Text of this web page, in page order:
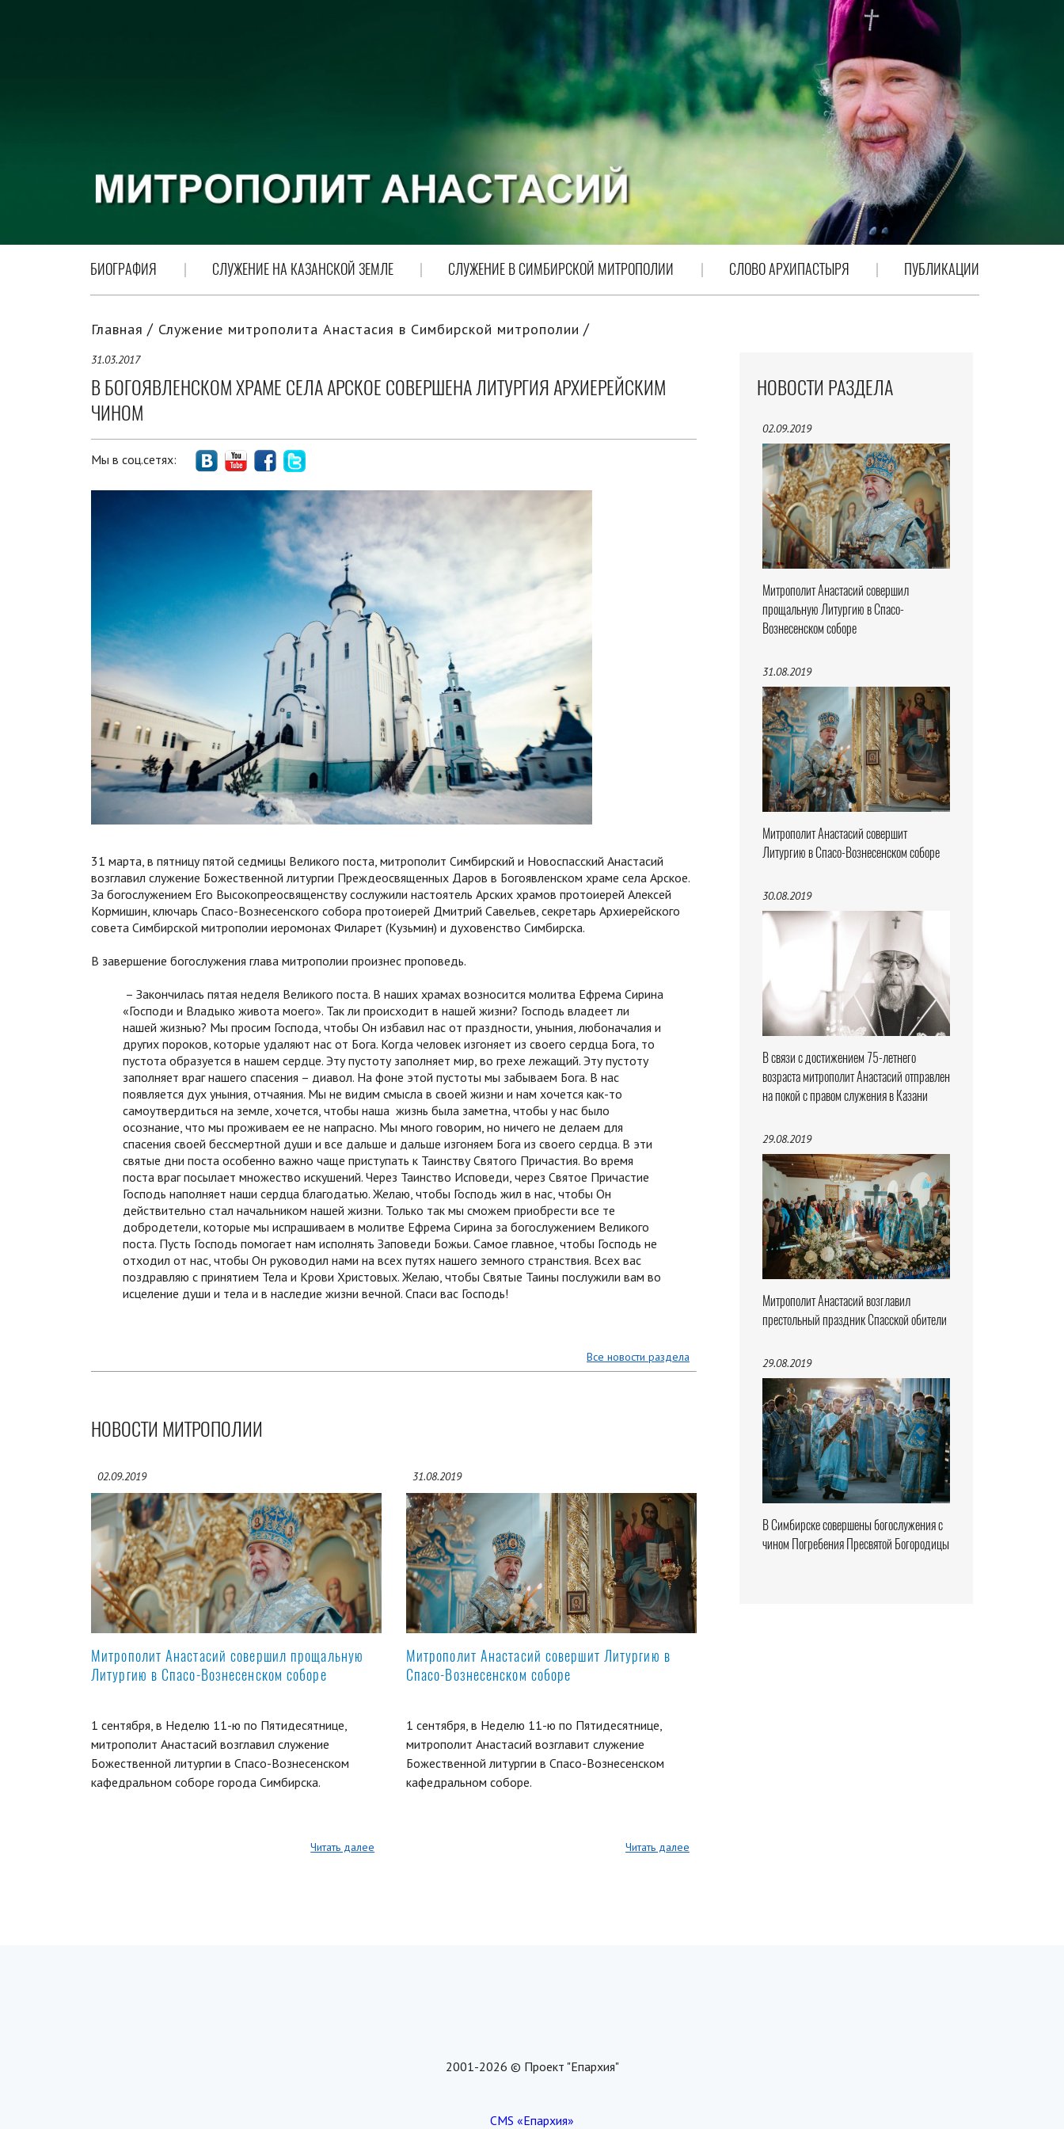
БИОГРАФИЯ СЛУЖЕНИЕ НА КАЗАНСКОЙ ЗЕМЛЕ СЛУЖЕНИЕ В СИМБИРСКОЙ МИТРОПОЛИИ СЛОВО АРХИПАСТЫРЯ ПУБЛИКАЦИИ
НОВОСТИ РАЗДЕЛА
02.09.2019
Митрополит Анастасий совершил
прощальную Литургию в Спасо-
Вознесенском соборе
31.08.2019
Митрополит Анастасий совершит
Литургию в Спасо-Вознесенском соборе
30.08.2019
В связи с достижением 75-летнего
возраста митрополит Анастасий отправлен
на покой с правом служения в Казани
29.08.2019
Митрополит Анастасий возглавил
престольный праздник Спасской обители
29.08.2019
В Симбирске совершены богослужения с
чином Погребения Пресвятой Богородицы
Главная Служение митрополита Анастасия в Симбирской митрополии
31.03.2017
В БОГОЯВЛЕНСКОМ ХРАМЕ СЕЛА АРСКОЕ СОВЕРШЕНА ЛИТУРГИЯ АРХИЕРЕЙСКИМ
ЧИНОМ
Мы в соц.сетях:
31 марта, в пятницу пятой седмицы Великого поста, митрополит Симбирский и Новоспасский Анастасий
возглавил служение Божественной литургии Преждеосвященных Даров в Богоявленском храме села Арское.
За богослужением Его Высокопреосвященству сослужили настоятель Арских храмов протоиерей Алексей
Кормишин, ключарь Спасо-Вознесенского собора протоиерей Дмитрий Савельев, секретарь Архиерейского
совета Симбирской митрополии иеромонах Филарет (Кузьмин) и духовенство Симбирска.
В завершение богослужения глава митрополии произнес проповедь.
– Закончилась пятая неделя Великого поста. В наших храмах возносится молитва Ефрема Сирина
«Господи и Владыко живота моего». Так ли происходит в нашей жизни? Господь владеет ли
нашей жизнью? Мы просим Господа, чтобы Он избавил нас от праздности, уныния, любоначалия и
других пороков, которые удаляют нас от Бога. Когда человек изгоняет из своего сердца Бога, то
пустота образуется в нашем сердце. Эту пустоту заполняет мир, во грехе лежащий. Эту пустоту
заполняет враг нашего спасения – диавол. На фоне этой пустоты мы забываем Бога. В нас
появляется дух уныния, отчаяния. Мы не видим смысла в своей жизни и нам хочется как-то
самоутвердиться на земле, хочется, чтобы наша жизнь была заметна, чтобы у нас было
осознание, что мы проживаем ее не напрасно. Мы много говорим, но ничего не делаем для
спасения своей бессмертной души и все дальше и дальше изгоняем Бога из своего сердца. В эти
святые дни поста особенно важно чаще приступать к Таинству Святого Причастия. Во время
поста враг посылает множество искушений. Через Таинство Исповеди, через Святое Причастие
Господь наполняет наши сердца благодатью. Желаю, чтобы Господь жил в нас, чтобы Он
действительно стал начальником нашей жизни. Только так мы сможем приобрести все те
добродетели, которые мы испрашиваем в молитве Ефрема Сирина за богослужением Великого
поста. Пусть Господь помогает нам исполнять Заповеди Божьи. Самое главное, чтобы Господь не
отходил от нас, чтобы Он руководил нами на всех путях нашего земного странствия. Всех вас
поздравляю с принятием Тела и Крови Христовых. Желаю, чтобы Святые Таины послужили вам во
исцеление души и тела и в наследие жизни вечной. Спаси вас Господь!
Все новости раздела
НОВОСТИ МИТРОПОЛИИ
02.09.2019
Митрополит Анастасий совершил прощальную
Литургию в Спасо-Вознесенском соборе
1 сентября, в Неделю 11-ю по Пятидесятнице,
митрополит Анастасий возглавил служение
Божественной литургии в Спасо-Вознесенском
кафедральном соборе города Симбирска.
Читать далее
31.08.2019
Митрополит Анастасий совершит Литургию в
Спасо-Вознесенском соборе
1 сентября, в Неделю 11-ю по Пятидесятнице,
митрополит Анастасий возглавит служение
Божественной литургии в Спасо-Вознесенском
кафедральном соборе.
Читать далее
2001-2026 © Проект "Епархия"
CMS «Епархия»